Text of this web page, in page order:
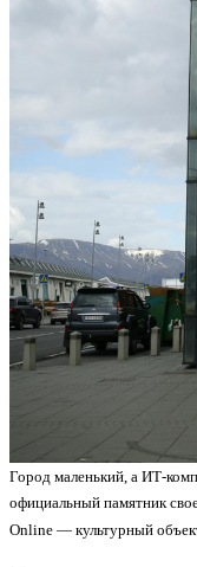
Город маленький, а ИТ-
официальный памятник
Online — культурный